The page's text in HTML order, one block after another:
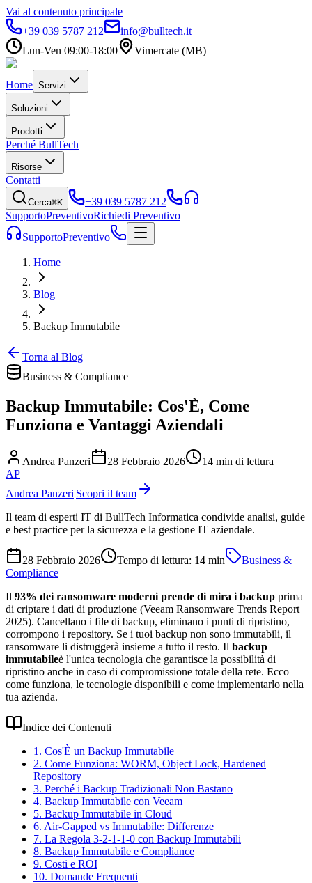
Vai al contenuto principale
+39 039 5787 212
info@bulltech.it
Lun-Ven 09:00-18:00
Vimercate (MB)
Home Servizi
Soluzioni
Prodotti
Perché BullTech
Risorse
Contatti
Cerca⌘K
+39 039 5787 212
SupportoPreventivoRichiedi Preventivo
SupportoPreventivo
Home
Blog
Backup Immutabile
Torna al Blog
Business & Compliance
Backup Immutabile: Cos'È, Come
Funziona e Vantaggi Aziendali
Andrea Panzeri 28 Febbraio 2026
14 min di lettura
AP
Andrea Panzeri|Scopri il team
Il team di esperti IT di BullTech Informatica condivide analisi, guide
e best practice per la sicurezza e la gestione IT aziendale.
28 Febbraio 2026 Tempo di lettura: 14 min
Business &
Compliance
Il 93% dei ransomware moderni prende di mira i backup prima
di criptare i dati di produzione (Veeam Ransomware Trends Report
2025). Cancellano i file di backup, eliminano i punti di ripristino,
corrompono i repository. Se i tuoi backup non sono immutabili, il
ransomware li distruggerà insieme a tutto il resto. Il backup
immutabileè l'unica tecnologia che garantisce la possibilità di
ripristino anche in caso di compromissione totale della rete. Ecco
come funziona, le tecnologie disponibili e come implementarlo nella
tua azienda.
Indice dei Contenuti
1. Cos'È un Backup Immutabile
2. Come Funziona: WORM, Object Lock, Hardened
Repository
3. Perché i Backup Tradizionali Non Bastano
4. Backup Immutabile con Veeam
5. Backup Immutabile in Cloud
6. Air-Gapped vs Immutabile: Differenze
7. La Regola 3-2-1-1-0 con Backup Immutabili
8. Backup Immutabile e Compliance
9. Costi e ROI
10. Domande Frequenti